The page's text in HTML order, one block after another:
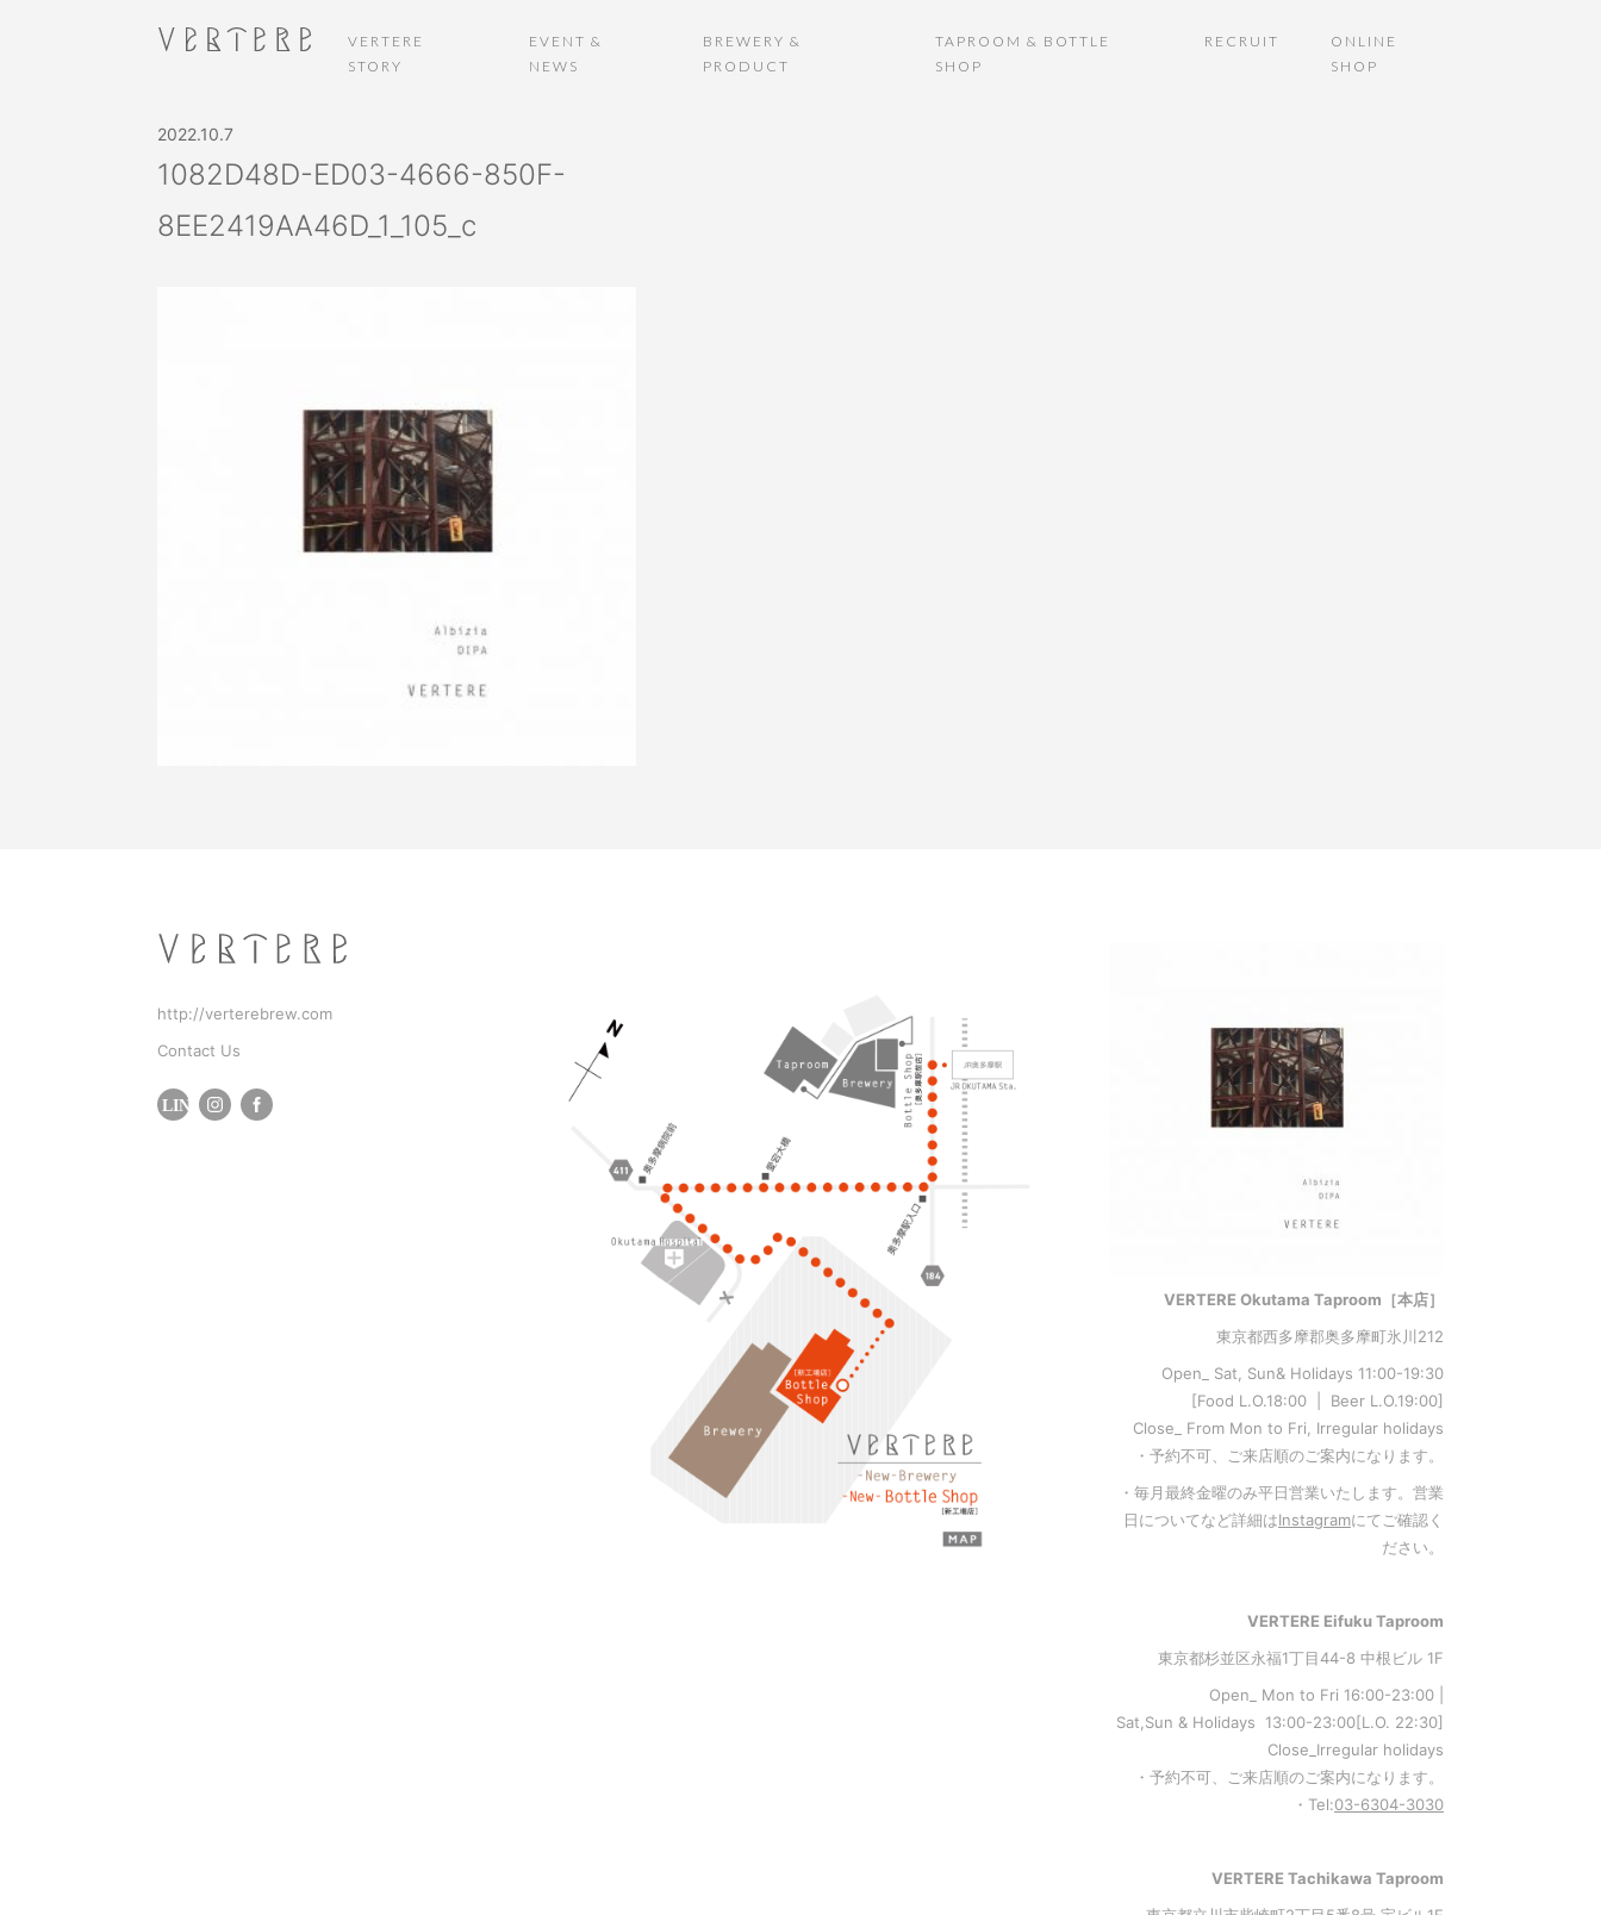
VERTERE
STORY
EVENT &
NEWS
BREWERY &
PRODUCT
TAPROOM & BOTTLE
SHOP
RECRUIT
ONLINE
SHOP
2022.10.7
1082D48D-ED03-4666-850F-
8EE2419AA46D_1_105_c
http://verterebrew.com
Contact Us
VERTERE Okutama Taproom［本店］
東京都西多摩郡奥多摩町氷川212
Open_ Sat, Sun& Holidays 11:00-19:30
[Food L.O.18:00 | Beer L.O.19:00]
Close_ From Mon to Fri, Irregular holidays
・予約不可、ご来店順のご案内になります。
・毎月最終金曜のみ平日営業いたします。営業
日についてなど詳細はInstagramにてご確認く
ださい。
VERTERE Eifuku Taproom
東京都杉並区永福1丁目44-8 中根ビル 1F
Open_ Mon to Fri 16:00-23:00 |
Sat,Sun & Holidays 13:00-23:00[L .O. 22:30]
Close_Irregular holidays
・予約不可、ご来店順のご案内になります。
・Tel:03-6304-3030
VERTERE Tachikawa Taproom